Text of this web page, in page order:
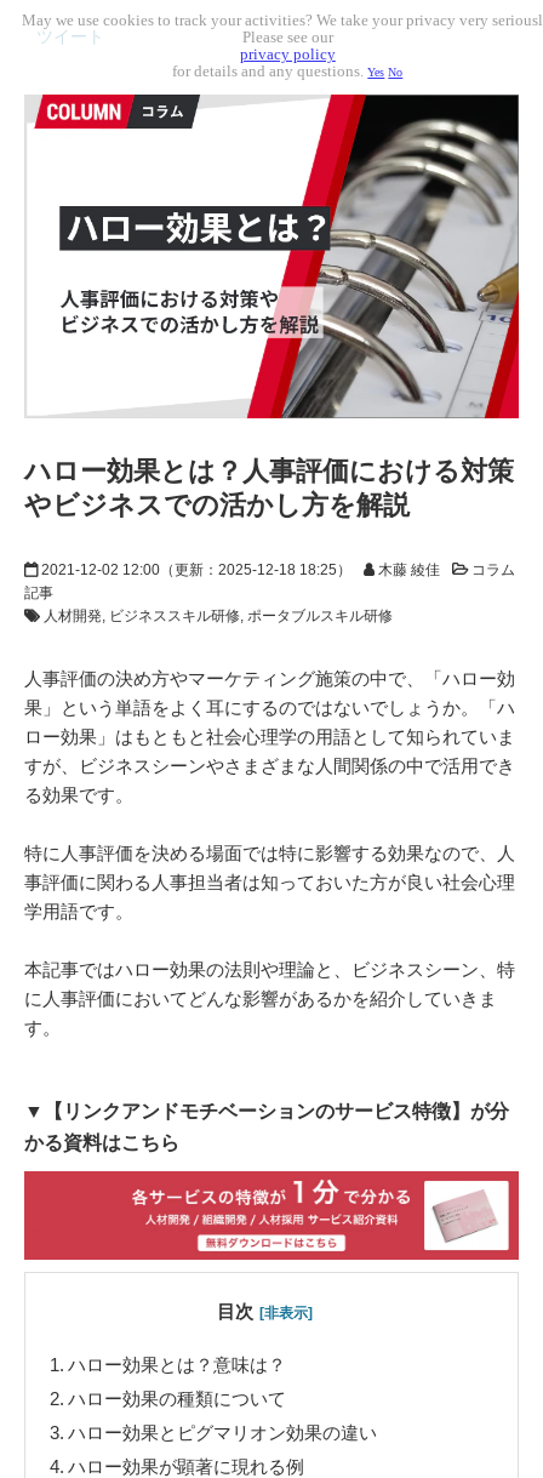
ツイート
ハロー効果とは？人事評価における対策
やビジネスでの活かし方を解説
2021-12-02 12:00 （更新： 2025-12-18 18:25 ） 木藤 綾佳
コラム
記事
人材開発
ビジネススキル研修 ポータブルスキル研修
人事評価の決め方やマーケティング施策の中で、「ハロー効
果」という単語をよく耳にするのではないでしょうか。「ハ
ロー効果」はもともと社会心理学の用語として知られていま
すが、ビジネスシーンやさまざまな人間関係の中で活用でき
る効果です。
特に人事評価を決める場面では特に影響する効果なので、人
事評価に関わる人事担当者は知っておいた方が良い社会心理
学用語です。
本記事ではハロー効果の法則や理論と、ビジネスシーン、特
に人事評価においてどんな影響があるかを紹介していきま
す。
▼【リンクアンドモチベーションのサービス特徴】が分
かる資料はこちら
目次 [非表示]
1. ハロー効果とは？意味は？
2. ハロー効果の種類について
3. ハロー効果とピグマリオン効果の違い
4. ハロー効果が顕著に現れる例
May we use cookies to track your activities? We take your privacy very
Please see our
privacy policy
for details and any questions.Yes No